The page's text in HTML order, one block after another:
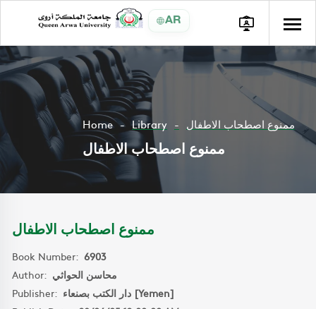
AR
Home Library ممنوع اصطحاب الاطفال
ممنوع اصطحاب الاطفال
ممنوع اصطحاب الاطفال
Book Number: 6903
Author: محاسن الحواثي
Publisher:
دار الكتب بصنعاء [Yemen]